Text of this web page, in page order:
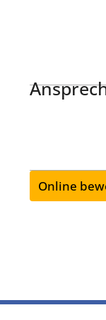
Online